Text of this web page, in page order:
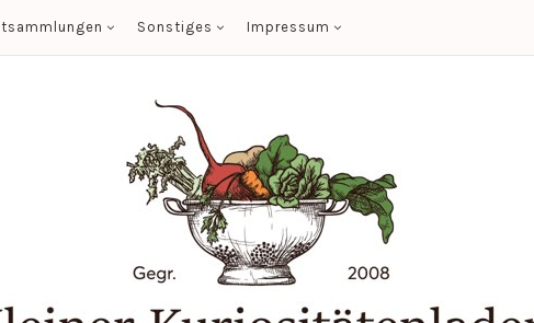
Sonstiges Impressum